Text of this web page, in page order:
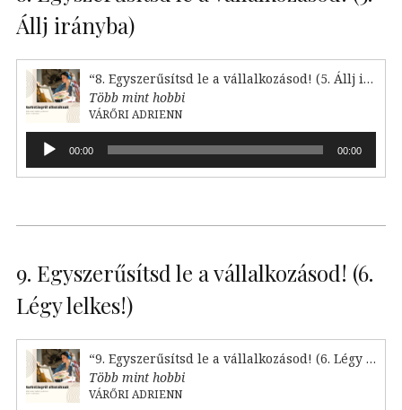
Állj irányba)
“8. Egyszerűsítsd le a vállalkozásod! (5. Állj irányba)”
Több mint hobbi
VÁRŐRI ADRIENN
Audió
lejátszó00:00 00:00
9. Egyszerűsítsd le a vállalkozásod! (6.
Légy lelkes!)
“9. Egyszerűsítsd le a vállalkozásod! (6. Légy lelkes!)”
Több mint hobbi
VÁRŐRI ADRIENN